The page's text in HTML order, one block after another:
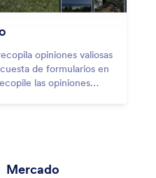
opiniones valiosas
de formularios en
las opiniones
Mercado